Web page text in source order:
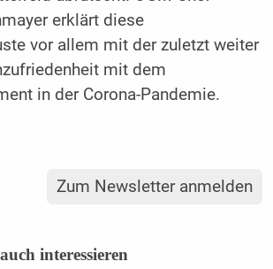
erklärt diese
vor allem mit der zuletzt weiter
mit dem
in der Corona-Pandemie.
Zum Newsletter anmelden
interessieren